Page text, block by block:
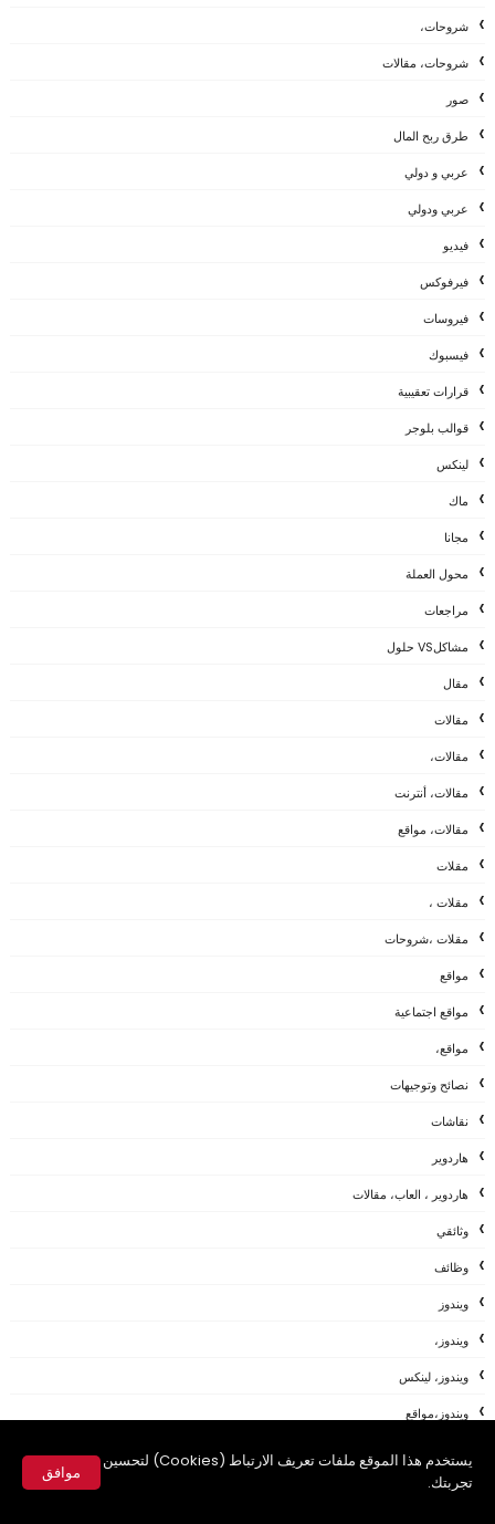
يستخدم هذا الموقع ملفات تعريف الارتباط (Cookies) لتحسين
تجربتك.
موافق
شروحات،
شروحات، مقالات
صور
طرق ربح المال
عربي و دولي
عربي ودولي
فيديو
فيرفوكس
فيروسات
فيسبوك
قرارات تعقيبية
قوالب بلوجر
لينكس
ماك
مجانا
محول العملة
مراجعات
مشاكلVS حلول
مقال
مقالات
مقالات،
مقالات، أنترنت
مقالات، مواقع
مقلات
مقلات ،
مقلات ،شروحات
مواقع
مواقع اجتماعية
مواقع،
نصائح وتوجيهات
نقاشات
هاردوير
هاردوير ، العاب، مقالات
وثائقي
وظائف
ويندوز
ويندوز،
ويندوز، لينكس
ويندوز،مواقع
AFTEREFFECTS